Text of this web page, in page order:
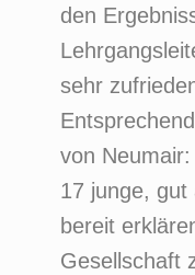
den
sehr
von
17 junge, gut
bereit
Gesellschaft